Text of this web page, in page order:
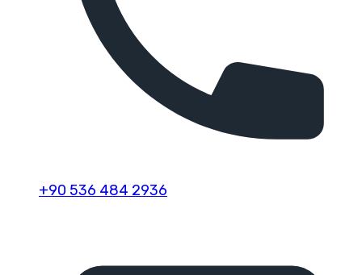
+90 536 484 2936